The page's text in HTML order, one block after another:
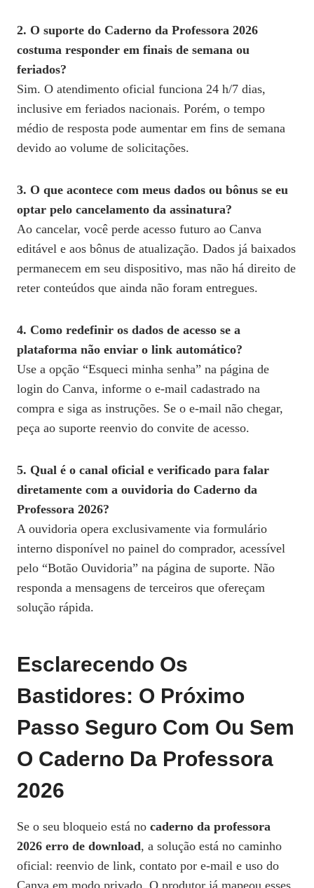
2. O suporte do Caderno da Professora 2026
costuma responder em finais de semana ou
feriados?
Sim. O atendimento oficial funciona 24 h/7 dias,
inclusive em feriados nacionais. Porém, o tempo
médio de resposta pode aumentar em fins de semana
devido ao volume de solicitações.
3. O que acontece com meus dados ou bônus se eu
optar pelo cancelamento da assinatura?
Ao cancelar, você perde acesso futuro ao Canva
editável e aos bônus de atualização. Dados já baixados
permanecem em seu dispositivo, mas não há direito de
reter conteúdos que ainda não foram entregues.
4. Como redefinir os dados de acesso se a
plataforma não enviar o link automático?
Use a opção “Esqueci minha senha” na página de
login do Canva, informe o e‑mail cadastrado na
compra e siga as instruções. Se o e‑mail não chegar,
peça ao suporte reenvio do convite de acesso.
5. Qual é o canal oficial e verificado para falar
diretamente com a ouvidoria do Caderno da
Professora 2026?
A ouvidoria opera exclusivamente via formulário
interno disponível no painel do comprador, acessível
pelo “Botão Ouvidoria” na página de suporte. Não
responda a mensagens de terceiros que ofereçam
solução rápida.
Esclarecendo Os
Bastidores: O Próximo
Passo Seguro Com Ou Sem
O Caderno Da Professora
2026
Se o seu bloqueio está no caderno da professora
2026 erro de download, a solução está no caminho
oficial: reenvio de link, contato por e‑mail e uso do